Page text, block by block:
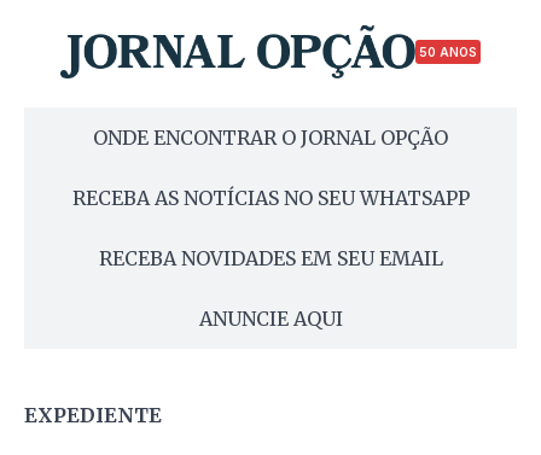
50 ANOS
ONDE ENCONTRAR O JORNAL OPÇÃO
RECEBA AS NOTÍCIAS NO SEU WHATSAPP
RECEBA NOVIDADES EM SEU EMAIL
ANUNCIE AQUI
EXPEDIENTE